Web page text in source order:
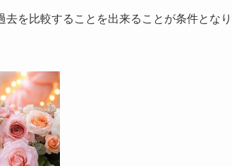
を比較することを出来ることが条件となり